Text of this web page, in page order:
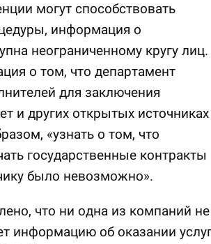
могут способствовать
информация о
неограниченному кругу лиц.
о том, что департамент
для заключения
и других открытых источниках
«узнать о том, что
государственные контракты
было невозможно».
что ни одна из компаний не
информацию об оказании